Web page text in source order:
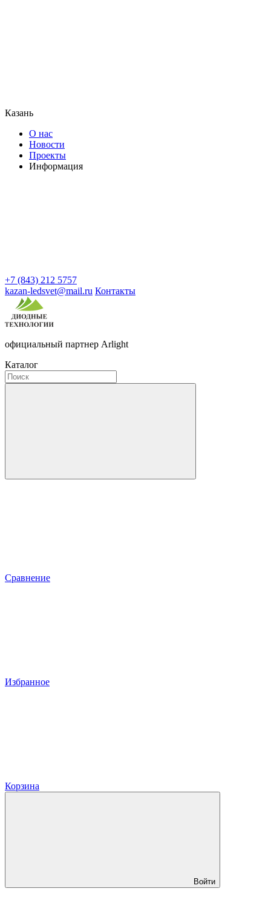
Казань
О нас
Новости
Проекты
Информация
+7 (843) 212 5757
kazan-ledsvet@mail.ru Контакты
официальный партнер Arlight
Каталог
Сравнение
Избранное
Корзина
Войти